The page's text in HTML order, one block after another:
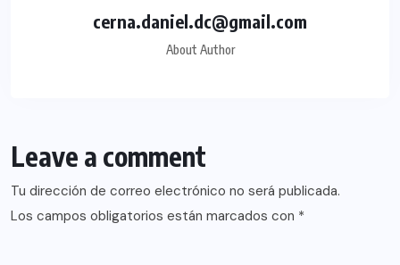
cerna.daniel.dc@gmail.com
About Author
Leave a comment
Tu dirección de correo electrónico no será publicada.
Los campos obligatorios están marcados con *